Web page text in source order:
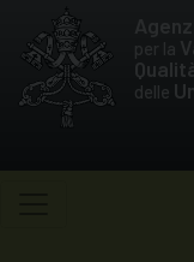
content
per la
delle